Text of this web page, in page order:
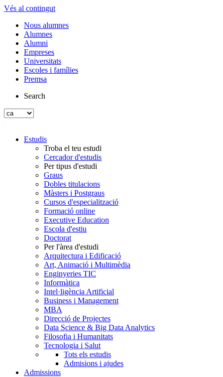
Vés al contingut
Nous alumnes
Alumnes
Alumni
Empreses
Universitats
Escoles i famílies
Premsa
Search
Estudis
Troba el teu estudi
Cercador d'estudis
Per tipus d'estudi
Graus
Dobles titulacions
Màsters i Postgraus
Cursos d'especialització
Formació online
Executive Education
Escola d'estiu
Doctorat
Per l'àrea d'estudi
Arquitectura i Edificació
Art, Animació i Multimèdia
Enginyeries TIC
Informàtica
Intel·ligència Artificial
Business i Management
MBA
Direcció de Projectes
Data Science & Big Data Analytics
Filosofia i Humanitats
Tecnologia i Salut
Tots els estudis
Admisions i ajudes
Admissions